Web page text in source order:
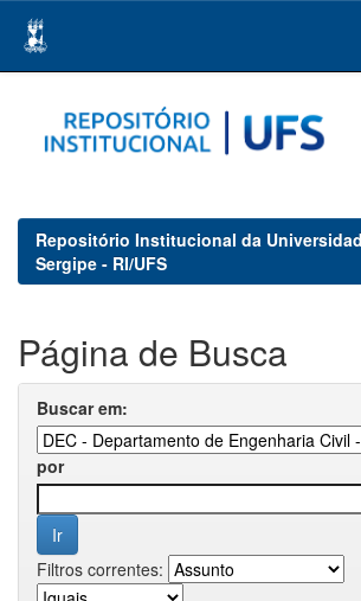
navigation
Repositório Institucional da
Sergipe - RI/UFS
Página de Busca
Buscar em:
por
Filtros correntes: